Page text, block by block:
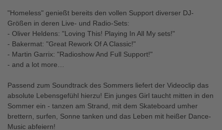
"Homeless" genießt bereits den vollen Support diverser DJ-
Größen in deren Live- und Radio-Sets:
- Oliver Heldens: "Loving This! Playing In All My sets!"
- Bakermat: "Great Rework Of A Classic!"
- Martin Garrix: "Radioshow And Full Support!"
- and a lot more…
Passend zum Soundtrack des Sommers liefert der Videoclip das
absolute Lebensgefühl hierzu! Ein junges Girl taucht mitten in den
Sommer ein - tanzen am Strand, mit dem Skateboard umher
brettern, surfen, Sonne tanken und das Leben mit heißer Dance-
Music abfeiern!